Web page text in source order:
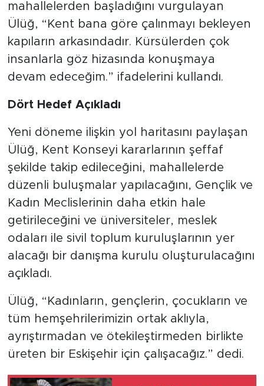
mahallelerden başladığını vurgulayan
Ülüğ, “Kent bana göre çalınmayı bekleyen
kapıların arkasındadır. Kürsülerden çok
insanlarla göz hizasında konuşmaya
devam edeceğim.” ifadelerini kullandı.
Dört Hedef Açıkladı
Yeni döneme ilişkin yol haritasını paylaşan
Ülüğ, Kent Konseyi kararlarının şeffaf
şekilde takip edileceğini, mahallelerde
düzenli buluşmalar yapılacağını, Gençlik ve
Kadın Meclislerinin daha etkin hale
getirileceğini ve üniversiteler, meslek
odaları ile sivil toplum kuruluşlarının yer
alacağı bir danışma kurulu oluşturulacağını
açıkladı.
Ülüğ, “Kadınların, gençlerin, çocukların ve
tüm hemşehrilerimizin ortak aklıyla,
ayrıştırmadan ve ötekileştirmeden birlikte
üreten bir Eskişehir için çalışacağız.” dedi.